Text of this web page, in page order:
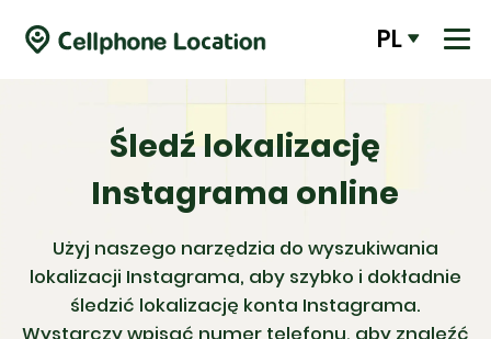
PL
Śledź lokalizację
Instagrama online
Użyj naszego narzędzia do wyszukiwania
lokalizacji Instagrama, aby szybko i dokładnie
śledzić lokalizację konta Instagrama.
Wystarczy wpisać numer telefonu, aby znaleźć